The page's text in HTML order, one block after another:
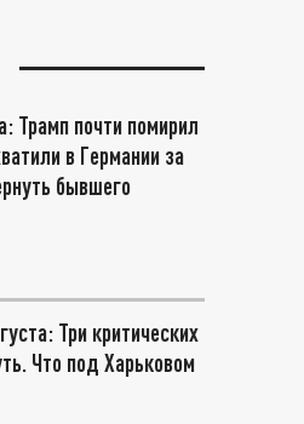
Трамп почти помирил
в Германии за
бывшего
Три критических
Что под Харьковом